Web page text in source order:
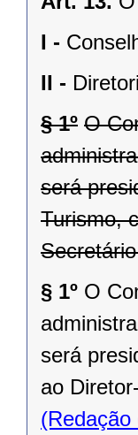
I -
II -
§ 1º O
será
Turismo,
§ 1º O
será
ao